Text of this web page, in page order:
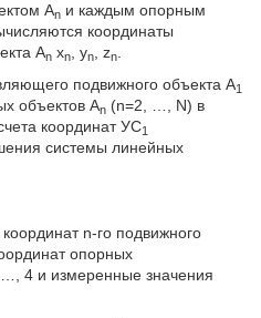
Аnи каждым опорным
координаты
Аnxn, yn, zn.
подвижного объекта А1
объектов Аn(n=2, …, N) в
координат УС1
системы линейных
n-го подвижного
опорных
4 и измеренные значения